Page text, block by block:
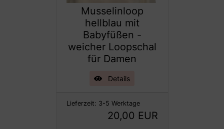
Musselinloop
hellblau mit
Babyfüßen -
weicher Loopschal
für Damen
Details
Lieferzeit: 3-5 Werktage
20,00 EUR